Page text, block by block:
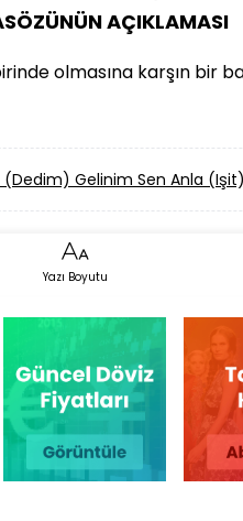
AÇIKLAMASI
olmasına karşın bir
(Dedim) Gelinim Sen Anla
Yazı Boyutu